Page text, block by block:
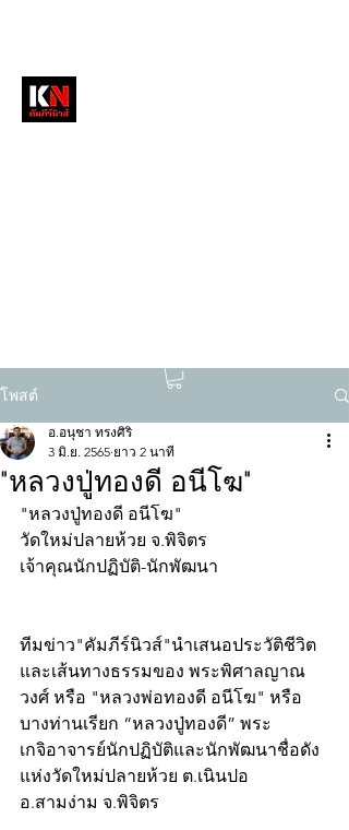
โพสต์
"หลวงปู่ทองดี อนีโฆ"
อ.อนุชา ทรงศิริ
3 มิ.ย. 2565 ยาว 2 นาที
"หลวงปู่ทองดี อนีโฆ"
วัดใหม่ปลายห้วย จ.พิจิตร
เจ้าคุณนักปฏิบัติ-นักพัฒนา
ทีมข่าว"คัมภีร์นิวส์"นำเสนอประวัติชีวิต
และเส้นทางธรรมของ พระพิศาลญาณ
วงศ์ หรือ "หลวงพ่อทองดี อนีโฆ" หรือ
บางท่านเรียก “หลวงปู่ทองดี” พระ
เกจิอาจารย์นักปฏิบัติและนักพัฒนาชื่อดัง
แห่งวัดใหม่ปลายห้วย ต.เนินปอ
อ.สามง่าม จ.พิจิตร